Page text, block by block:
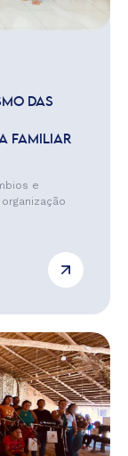
DAS
FAMILIAR
e